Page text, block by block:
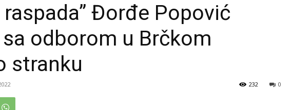
raspada” Đorđe Popović
odborom u Brčkom
stranku
0
232